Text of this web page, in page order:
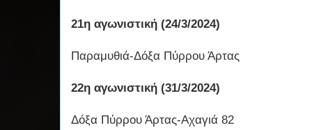
21η αγωνιστική (24/3/2024)
Παραμυθιά-Δόξα Πύρρου Άρτας
22η αγωνιστική (31/3/2024)
Δόξα Πύρρου Άρτας-Αχαγιά 82